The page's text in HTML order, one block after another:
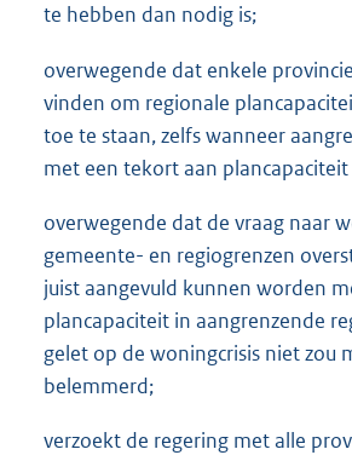
te hebben dan nodig is;
overwegende dat enkele
vinden om regionale
toe te staan, zelfs wanneer
met een tekort aan
overwegende dat de vraag naar
gemeente- en regiogrenzen
juist aangevuld kunnen worden
plancapaciteit in aangrenzende
gelet op de woningcrisis niet zou
belemmerd;
verzoekt de regering met alle